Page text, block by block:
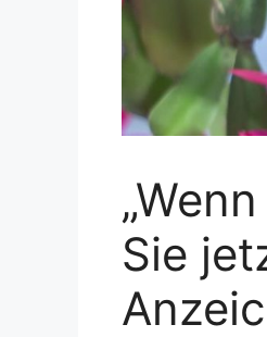
Sie